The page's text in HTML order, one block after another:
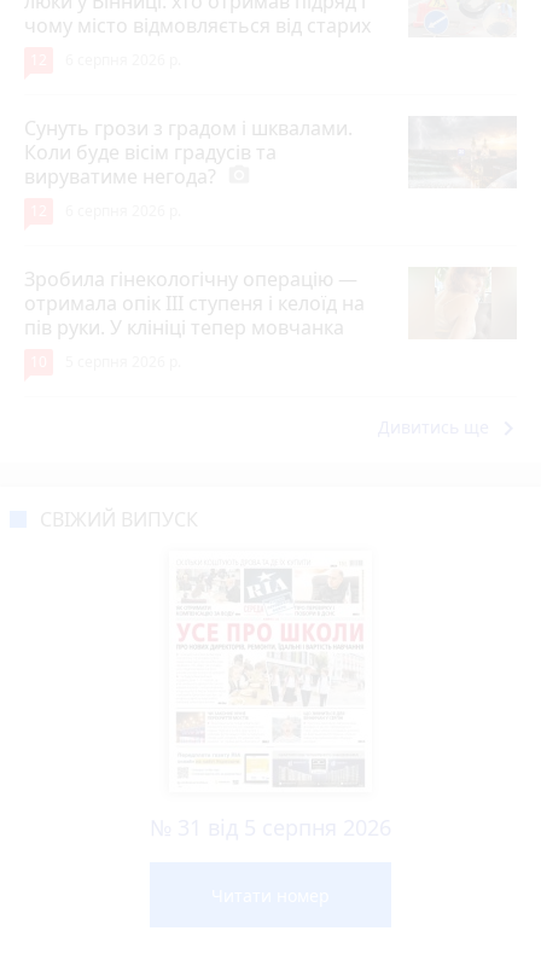
чому місто відмовляється від старих
Сунуть грози з градом і шквалами.
Коли буде вісім градусів та
вируватиме негода?
Зробила гінекологічну операцію —
отримала опік ІІІ ступеня і келоїд на
пів руки. У клініці тепер мовчанка